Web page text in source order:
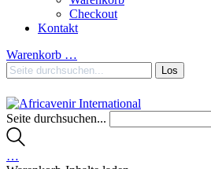
Checkout
Kontakt
Warenkorb …
Seite durchsuchen...
…